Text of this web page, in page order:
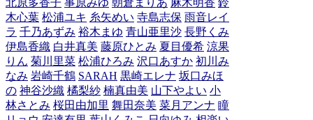
北原多香子 事原みゆ 朝倉まりあ 麻木明香 鈴
木心葉 松浦ユキ 糸矢めい 寺島志保 雨音レイ
ラ 千乃あずみ 裕木まゆ 青山亜里沙 長野くみ
伊島香織 白井真美 藤原ひとみ 夏目優希 涼果
りん 菊川里菜 松浦ひろみ 沢口あすか 初川み
なみ 岩崎千鶴 SARAH 黒崎エレナ 坂口みほ
の 神谷沙織 橘梨紗 楠真由美 山下やよい 小
林さとみ 桜田由加里 舞田奈美 菜月アンナ 瞳